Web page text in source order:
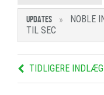
UPDATES
NOBLE
TIL SEC
TIDLIGERE INDLÆG